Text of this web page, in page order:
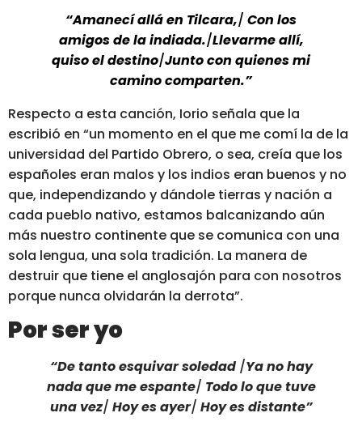
“Amanecí allá en Tilcara,/ Con los
amigos de la indiada./Llevarme allí,
quiso el destino/Junto con quienes mi
camino comparten.”
Respecto a esta canción, Iorio señala que la
escribió en “un momento en el que me comí la de la
universidad del Partido Obrero, o sea, creía que los
españoles eran malos y los indios eran buenos y no
que, independizando y dándole tierras y nación a
cada pueblo nativo, estamos balcanizando aún
más nuestro continente que se comunica con una
sola lengua, una sola tradición. La manera de
destruir que tiene el anglosajón para con nosotros
porque nunca olvidarán la derrota”.
Por ser yo
“De tanto esquivar soledad/Ya no hay
nada que me espante/ Todo lo que tuve
una vez/ Hoy es ayer/ Hoy es distante”